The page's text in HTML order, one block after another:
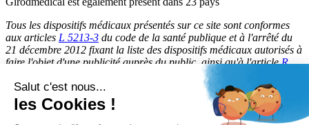
Tous les dispositifs médicaux présentés sur ce site sont conformes
aux articles L 5213-3 du code de la santé publique et à l'arrêté du
21 décembre 2012 fixant la liste des dispositifs médicaux autorisés à
faire l'objet d'une publicité auprès du public, ainsi qu'à l'articleR
du code de la santé publique. Par conséquent, ils peuvent
être légalement promus et rendus accessibles au public.
© 2026 Girodmedical. Tous droits réservés.
Salut c'est nous...
les Cookies !